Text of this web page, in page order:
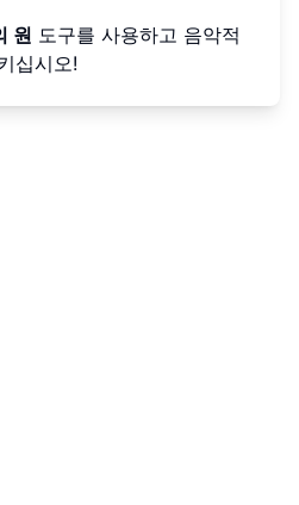
원 도구를 사용하고 음악적
십시오!